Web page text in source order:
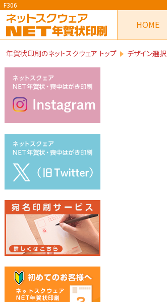
F306
HOME
年賀状印刷のネットスクウェア トップ デザイン選択